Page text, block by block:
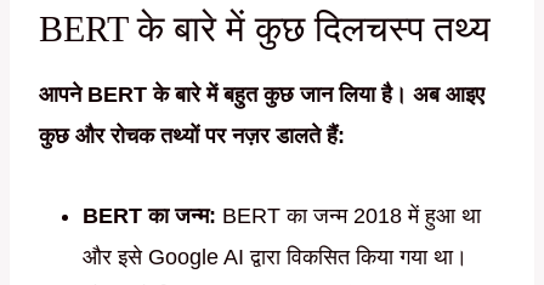
BERT के बारे में कुछ दिलचस्प तथ्य
आपने BERT के बारे में बहुत कुछ जान लिया है। अब आइए
कुछ और रोचक तथ्यों पर नज़र डालते हैं:
BERT का जन्म: BERT का जन्म 2018 में हुआ था
और इसे Google AI द्वारा विकसित किया गया था।